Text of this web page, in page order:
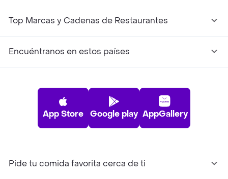
Top Marcas y Cadenas de Restaurantes
Encuéntranos en estos países
App Store Google play AppGallery
Pide tu comida favorita cerca de ti